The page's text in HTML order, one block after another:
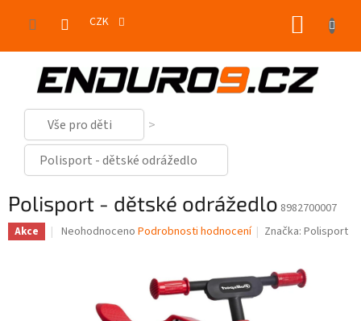
CZK
Vše pro děti
Polisport - dětské odrážedlo
Polisport - dětské odrážedlo 8982700007
Akce
Průměrné
Neohodnoceno Podrobnosti hodnocení Značka:Polisport